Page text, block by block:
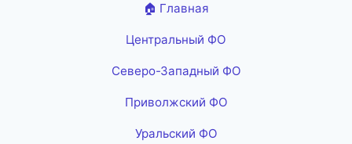
🏠 Главная
Центральный ФО
Северо-Западный ФО
Приволжский ФО
Уральский ФО